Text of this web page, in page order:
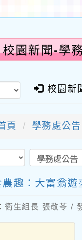
校園新聞-學
校園新
頁 學務處公告
趣：大富翁
衛生組長 張敬苓 /